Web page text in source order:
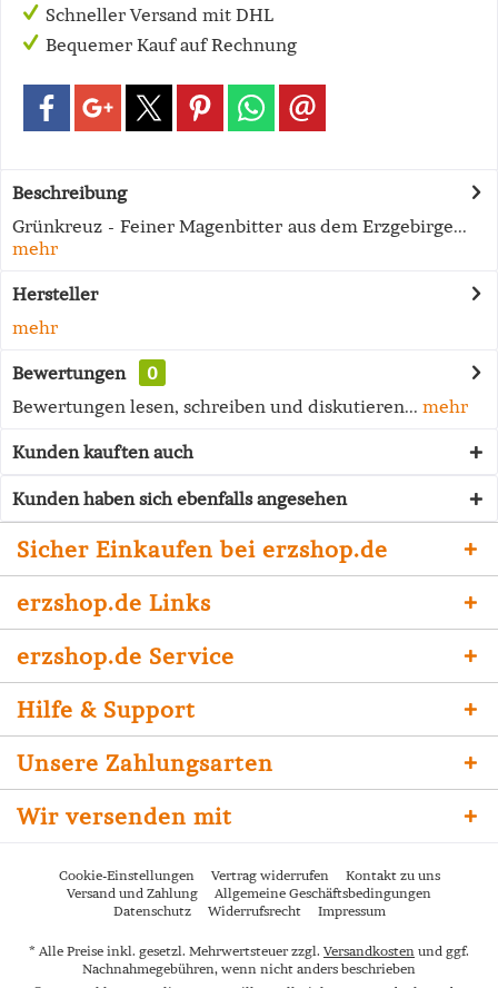
Schneller Versand mit DHL
Bequemer Kauf auf Rechnung
Beschreibung
Grünkreuz - Feiner Magenbitter aus dem Erzgebirge...
mehr
Hersteller
mehr
Bewertungen
0
Bewertungen lesen, schreiben und diskutieren... mehr
Kunden kauften auch
Kunden haben sich ebenfalls angesehen
Sicher Einkaufen bei erzshop.de
erzshop.de Links
erzshop.de Service
Hilfe & Support
Unsere Zahlungsarten
Wir versenden mit
Cookie-Einstellungen Vertrag widerrufen
Kontakt zu uns
Versand und Zahlung
Allgemeine Geschäftsbedingungen
Datenschutz
Widerrufsrecht Impressum
* Alle Preise inkl. gesetzl. Mehrwertsteuer zzgl. Versandkosten und ggf.
Nachnahmegebühren, wenn nicht anders beschrieben